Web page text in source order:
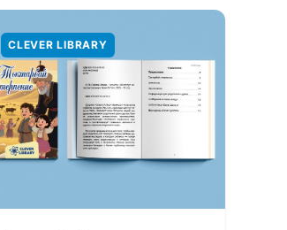
CLEVER LIBRARY